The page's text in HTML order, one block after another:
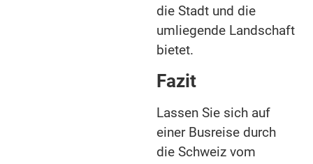
die Stadt und die
umliegende Landschaft
bietet.
Fazit
Lassen Sie sich auf
einer Busreise durch
die Schweiz vom